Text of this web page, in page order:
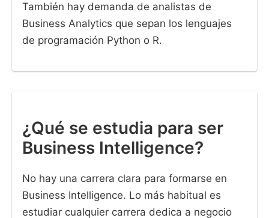
También hay demanda de analistas de
Business Analytics que sepan los lenguajes
de programación Python o R.
¿Qué se estudia para ser
Business Intelligence?
No hay una carrera clara para formarse en
Business Intelligence. Lo más habitual es
estudiar cualquier carrera dedica a negocio